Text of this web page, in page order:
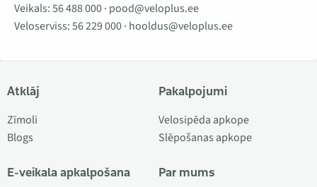
Veikals:56 488 000· pood@veloplus.ee
Veloserviss:56 229 000· hooldus@veloplus.ee
Atklāj
Zīmoli
Blogs
E-veikala apkalpošana
Pakalpojumi
Velosipēda apkope
Slēpošanas apkope
Par mums